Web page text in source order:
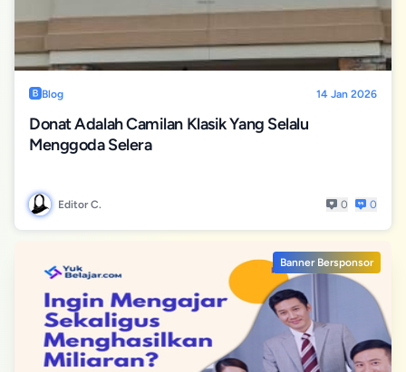
Blog 14 Jan 2026
Donat Adalah Camilan Klasik Yang Selalu
Menggoda Selera
Editor C. 0 0
Banner Bersponsor